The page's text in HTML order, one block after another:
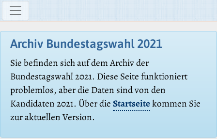
Archiv Bundestagswahl 2021
Sie befinden sich auf dem Archiv der
Bundestagswahl 2021. Diese Seite funktioniert
problemlos, aber die Daten sind von den
Kandidaten 2021. Über dieStartseitekommen Sie
zur aktuellen Version.